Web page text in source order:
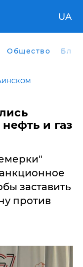
UA
Общество
и газ
заставить
против